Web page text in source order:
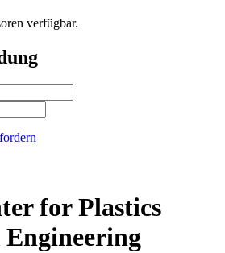
verfügbar.
for Plastics
Engineering